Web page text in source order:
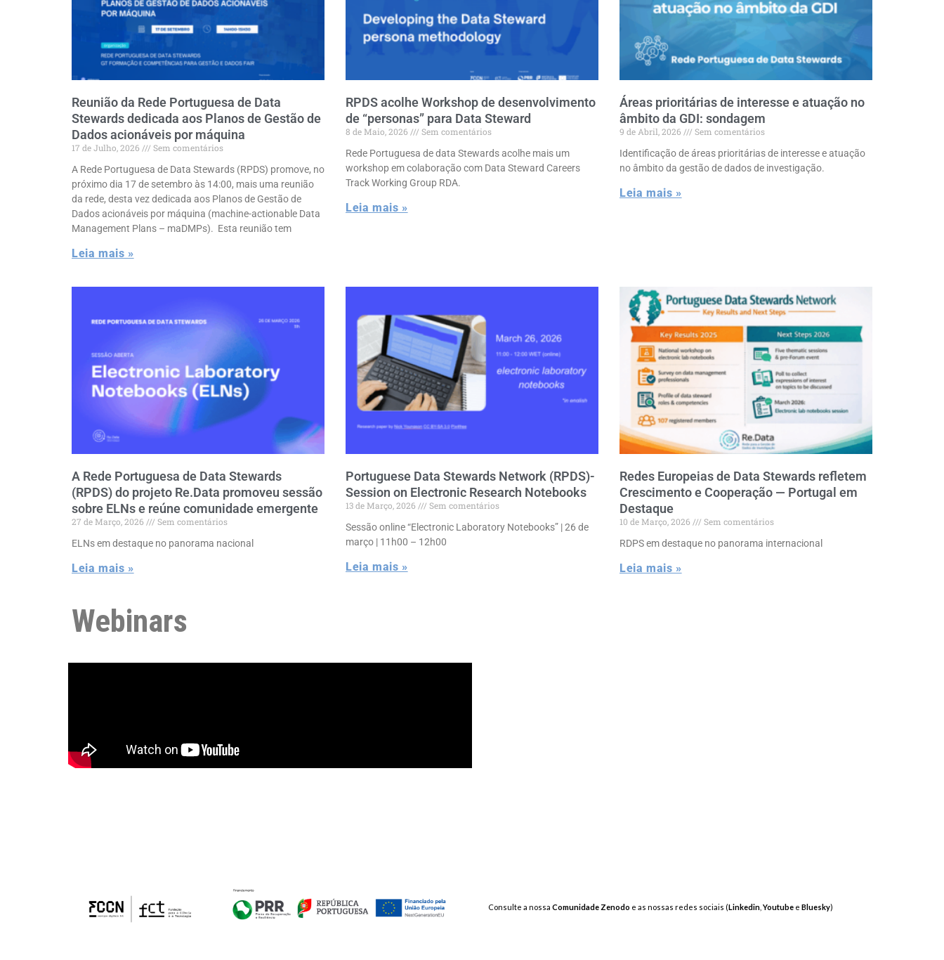
Reunião da Rede Portuguesa de Data
Stewards dedicada aos Planos de Gestão de
Dados acionáveis por máquina
17 de Julho, 2026
Sem comentários
A Rede Portuguesa de Data Stewards (RPDS) promove, no
próximo dia 17 de setembro às 14:00, mais uma reunião
da rede, desta vez dedicada aos Planos de Gestão de
Dados acionáveis por máquina (machine-actionable Data
Management Plans – maDMPs). Esta reunião tem
Leia mais »
RPDS acolhe Workshop de desenvolvimento
de “personas” para Data Steward
8 de Maio, 2026
Sem comentários
Rede Portuguesa de data Stewards acolhe mais um
workshop em colaboração com Data Steward Careers
Track Working Group RDA.
Leia mais »
Áreas prioritárias de interesse e atuação no
âmbito da GDI: sondagem
9 de Abril, 2026
Sem comentários
Identificação de áreas prioritárias de interesse e atuação
no âmbito da gestão de dados de investigação.
Leia mais »
A Rede Portuguesa de Data Stewards
(RPDS) do projeto Re.Data promoveu sessão
sobre ELNs e reúne comunidade emergente
27 de Março, 2026
Sem comentários
ELNs em destaque no panorama nacional
Leia mais »
Portuguese Data Stewards Network (RPDS)-
Session on Electronic Research Notebooks
13 de Março, 2026
Sem comentários
Sessão online “Electronic Laboratory Notebooks” | 26 de
março | 11h00 – 12h00
Leia mais »
Redes Europeias de Data Stewards refletem
Crescimento e Cooperação — Portugal em
Destaque
10 de Março, 2026
Sem comentários
RDPS em destaque no panorama internacional
Leia mais »
Webinars
Consulte a nossaComunidade Zenodo e as nossas redes sociais (Linkedin ,Youtube eBluesky)